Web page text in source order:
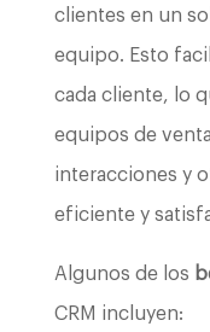
clientes en un
equipo. Esto
cada cliente, lo
equipos de
interacciones y
eficiente y
Algunos de los
CRM incluyen: